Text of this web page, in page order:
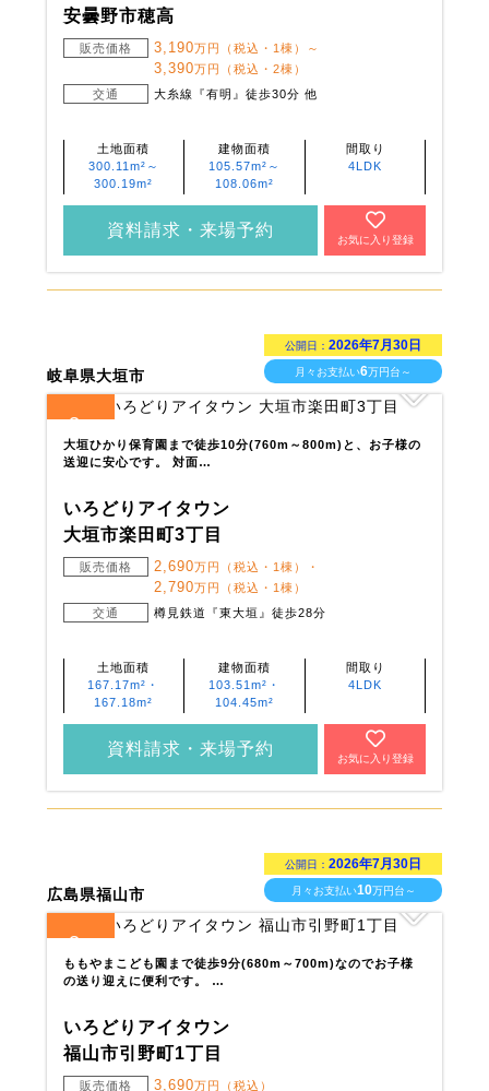
安曇野市穂高
販売価格 3,190万円（税込・1棟）～
3,390万円（税込・2棟）
交通
大糸線『有明』徒歩30分 他
土地面積
300.11m²～
300.19m²
建物面積
105.57m²～
108.06m²
間取り
4LDK
資料請求・来場予約
お気に入り登録
岐阜県大垣市
公開日：2026年7月30日
月々お支払い6万円台～
3
大垣ひかり保育園まで徒歩10分(760m～800m)と、お子様の
送迎に安心です。 対面…
いろどりアイタウン
大垣市楽田町3丁目
販売価格 2,690万円（税込・1棟）・
2,790万円（税込・1棟）
交通
樽見鉄道『東大垣』徒歩28分
土地面積
167.17m²・
167.18m²
建物面積
103.51m²・
104.45m²
間取り
4LDK
資料請求・来場予約
お気に入り登録
広島県福山市
公開日：2026年7月30日
月々お支払い10万円台～
3
ももやまこども園まで徒歩9分(680m～700m)なのでお子様
の送り迎えに便利です。 …
いろどりアイタウン
福山市引野町1丁目
販売価格 3,690万円（税込）